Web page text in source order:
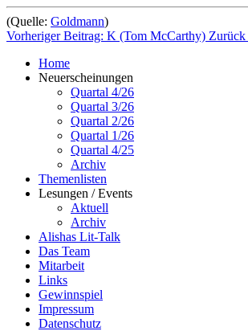
(Quelle: Goldmann)
Vorheriger Beitrag: K (Tom McCarthy) Zurück
Home
Neuerscheinungen
Quartal 4/26
Quartal 3/26
Quartal 2/26
Quartal 1/26
Quartal 4/25
Archiv
Themenlisten
Lesungen / Events
Aktuell
Archiv
Alishas Lit-Talk
Das Team
Mitarbeit
Links
Gewinnspiel
Impressum
Datenschutz